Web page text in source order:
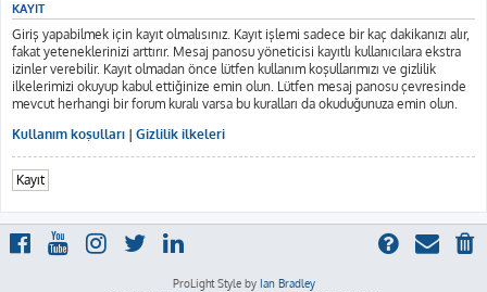
KAYIT
Giriş yapabilmek için kayıt olmalısınız. Kayıt işlemi sadece bir kaç dakikanızı alır,
fakat yeteneklerinizi arttırır. Mesaj panosu yöneticisi kayıtlı kullanıcılara ekstra
izinler verebilir. Kayıt olmadan önce lütfen kullanım koşullarımızı ve gizlilik
ilkelerimizi okuyup kabul ettiğinize emin olun. Lütfen mesaj panosu çevresinde
mevcut herhangi bir forum kuralı varsa bu kuralları da okuduğunuza emin olun.
Kullanım koşulları | Gizlilik ilkeleri
Kayıt
ProLight Style by Ian Bradley